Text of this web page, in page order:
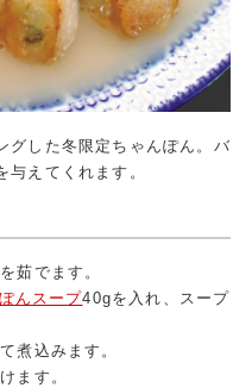
グした冬限定ちゃんぽん。バ
えてくれます。
茹でます。
んスープ40gを入れ、スープ
煮込みます。
ます。